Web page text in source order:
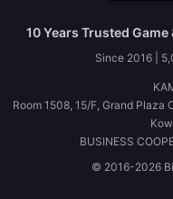
10 Years Trusted
Since 2016 |
Room 1508, 15/F, Grand Plaza
BUSINESS
© 2016-2026